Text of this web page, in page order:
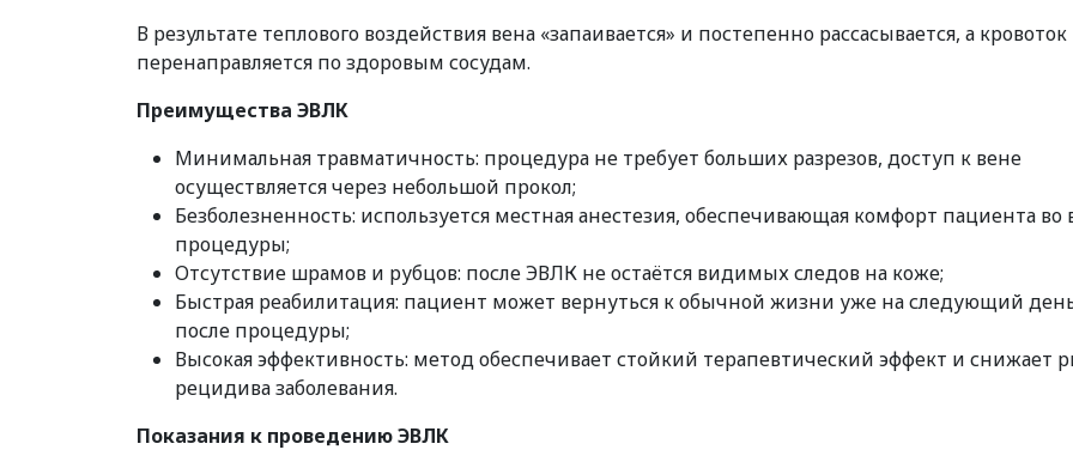
В результате теплового воздействия вена «запаивается» и постепенно рассасывается, а кровоток
перенаправляется по здоровым сосудам.
Преимущества ЭВЛК
Минимальная травматичность: процедура не требует больших разрезов, доступ к вене
осуществляется через небольшой прокол;
Безболезненность: используется местная анестезия, обеспечивающая комфорт пациента во
процедуры;
Отсутствие шрамов и рубцов: после ЭВЛК не остаётся видимых следов на коже;
Быстрая реабилитация: пациент может вернуться к обычной жизни уже на следующий
после процедуры;
Высокая эффективность: метод обеспечивает стойкий терапевтический эффект и снижает
рецидива заболевания.
Показания к проведению ЭВЛК